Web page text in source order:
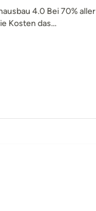
4.0 Bei 70% aller
Kosten das...